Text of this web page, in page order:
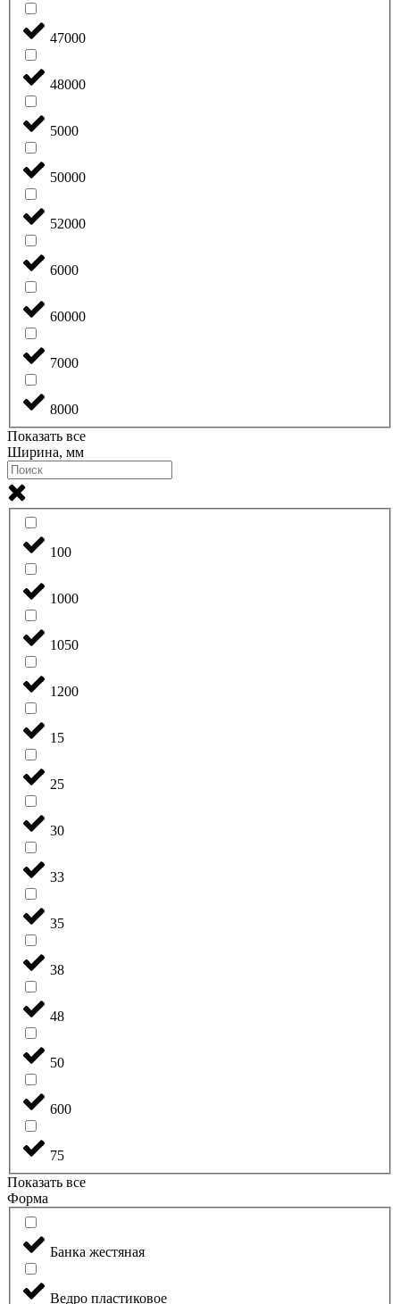
47000
48000
5000
50000
52000
6000
60000
7000
8000
Показать все
Ширина, мм
100
1000
1050
1200
15
25
30
33
35
38
48
50
600
75
Показать все
Форма
Банка жестяная
Ведро пластиковое